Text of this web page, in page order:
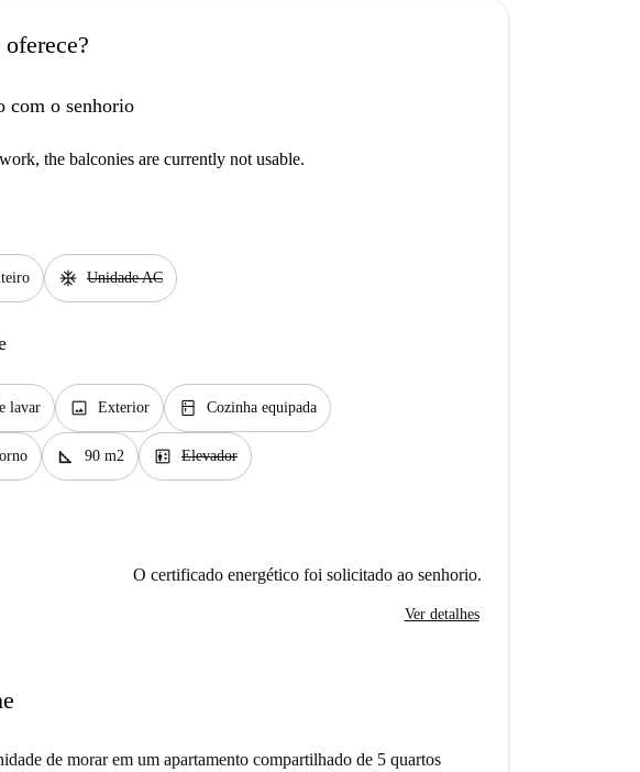
com o senhorio
the balconies are currently not usable.
ac_unit Unidade AC
lavar image Exterior kitchen Cozinha equipada
square_foot 90 m2 elevator Elevador
O certificado energético foi solicitado ao senhorio.
Ver detalhes
de morar em um apartamento compartilhado de 5 quartos